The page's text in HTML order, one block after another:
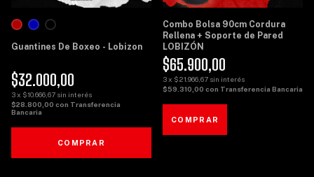
Guantines De Boxeo - Lobizon
$32.000,00
3x $10.666,67 sin interés
$28.800,00 con Transferencia
Bancaria
COMPRAR
Combo Bolsa 90cm Cordura
Rellena + Soporte de Pared
LOBIZÓN
$65.900,00
3x $21.966,67 sin interés
$59.310,00 con Transferencia Bancaria